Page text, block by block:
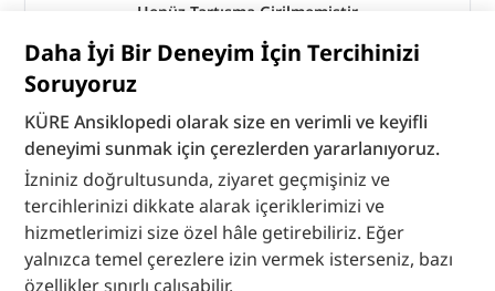
Daha İyi Bir Deneyim İçin Tercihinizi
Soruyoruz
KÜRE Ansiklopedi olarak size en verimli ve keyifli
deneyimi sunmak için çerezlerden yararlanıyoruz.
İzniniz doğrultusunda, ziyaret geçmişiniz ve
tercihlerinizi dikkate alarak içeriklerimizi ve
hizmetlerimizi size özel hâle getirebiliriz. Eğer
yalnızca temel çerezlere izin vermek isterseniz, bazı
özellikler sınırlı çalışabilir.
Henüz Tartışma Girilmemiştir
Tartışmaları Görüntüle